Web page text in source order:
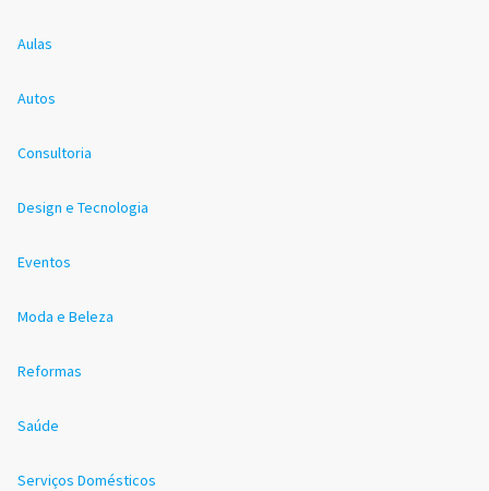
Aulas
Autos
Consultoria
Design e Tecnologia
Eventos
Moda e Beleza
Reformas
Saúde
Serviços Domésticos